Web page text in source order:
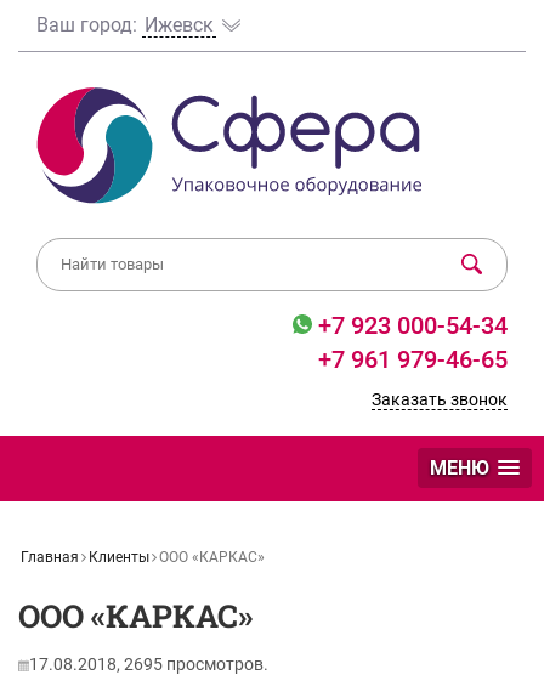
Ваш город: Ижевск
+7 923 000-54-34
+7 961 979-46-65
Заказать звонок
МЕНЮ
Главная Клиенты ООО «КАРКАС»
ООО «КАРКАС»
17.08.2018, 2695 просмотров.